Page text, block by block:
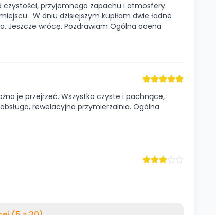
przyjemnego zapachu i atmosfery.
. W dniu dzisiejszym kupiłam dwie ładne
Jeszcze wrócę. Pozdrawiam Ogólna ocena
je przejrzeć. Wszystko czyste i pachnące,
rewelacyjna przymierzalnia. Ogólna